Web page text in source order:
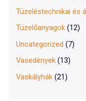
Tüzeléstechnikai és
Tüzelőanyagok (12)
Uncategorized (7)
Vasedények (13)
Vaskályhák (21)